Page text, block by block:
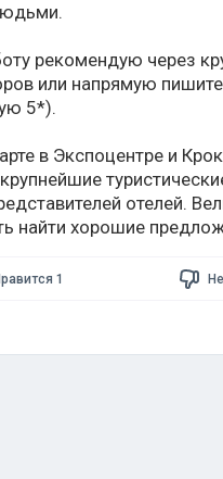
рекомендую через
или напрямую
5*).
в Экспоцентре и
отелей.
найти хорошие
1